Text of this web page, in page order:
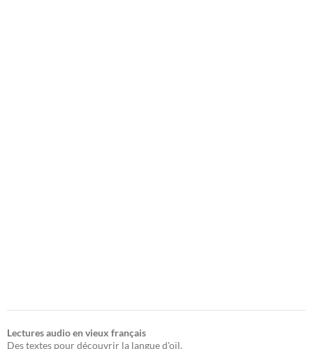
Lectures audio en vieux français
Des textes pour découvrir la langue d'oïl.